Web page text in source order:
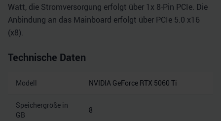
Watt, die Stromversorgung erfolgt über 1x 8-Pin PCIe. Die
Anbindung an das Mainboard erfolgt über PCIe 5.0 x16
(x8).
Technische Daten
Modell NVIDIA GeForce RTX 5060 Ti
Speichergröße in
GB
8